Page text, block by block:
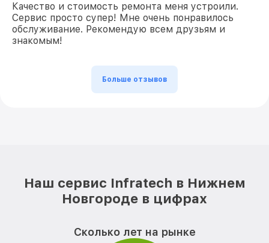
Качество и стоимость ремонта меня устроили.
Сервис просто супер! Мне очень понравилось
обслуживание. Рекомендую всем друзьям и
знакомым!
Больше отзывов
Наш сервис Infratech в Нижнем
Новгороде в цифрах
Сколько лет на рынке